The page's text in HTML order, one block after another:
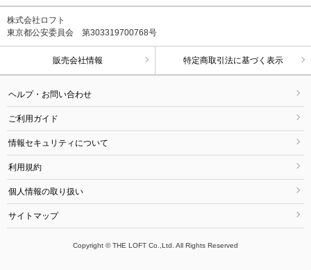
株式会社ロフト
東京都公安委員会 第303319700768号
販売会社情報 特定商取引法に基づく表示
ヘルプ・お問い合わせ
ご利用ガイド
情報セキュリティについて
利用規約
個人情報の取り扱い
サイトマップ
Copyright © THE LOFT Co.,Ltd. All Rights Reserved